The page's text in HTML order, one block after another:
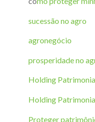
sucessão no agro
agronegócio
prosperidade no
Holding
Holding
Proteger